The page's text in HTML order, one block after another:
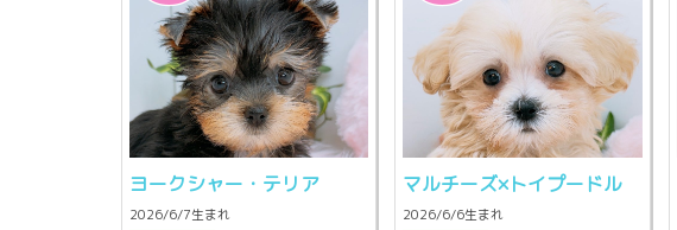
ヨークシャー・テリア
2026/6/7生まれ
マルチーズ×トイプードル
2026/6/6生まれ